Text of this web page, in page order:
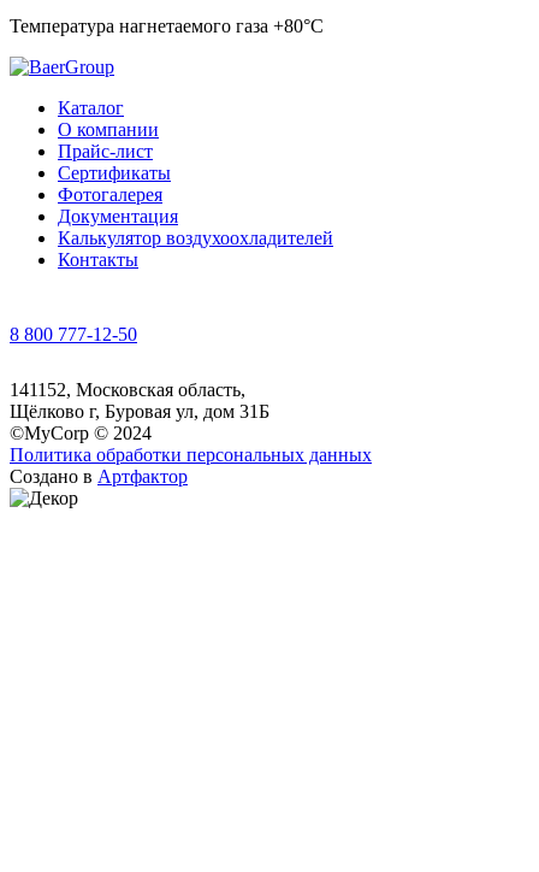
Температура нагнетаемого газа +80°С
Каталог
О компании
Прайс-лист
Сертификаты
Фотогалерея
Документация
Калькулятор воздухоохладителей
Контакты
8 800 777-12-50
141152, Московская область,
Щёлково г, Буровая ул, дом 31Б
©MyCorp © 2024
Политика обработки персональных данных
Создано в Артфактор